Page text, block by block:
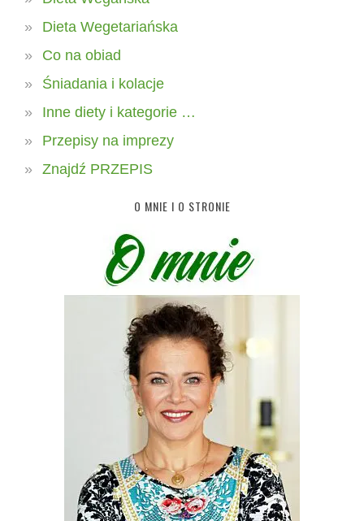
Dieta Wegetariańska
Co na obiad
Śniadania i kolacje
Inne diety i kategorie …
Przepisy na imprezy
Znajdź PRZEPIS
O MNIE I O STRONIE